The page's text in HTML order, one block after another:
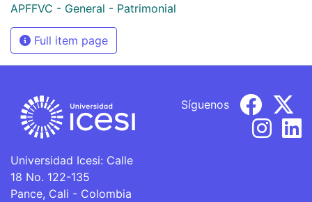
APFFVC - General - Patrimonial
Full item page
Universidad Icesi: Calle
18 No. 122-135
Pance, Cali - Colombia
Síguenos